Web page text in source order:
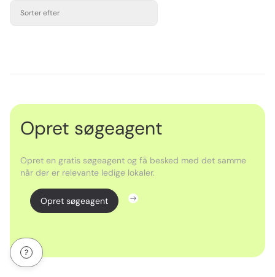
Sorter efter
Opret søgeagent
Opret en gratis søgeagent og få besked med det samme
når der er relevante ledige lokaler.
Opret søgeagent